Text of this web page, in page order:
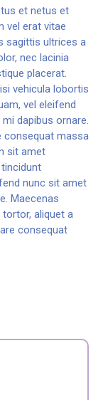
et netus et
vel erat vitae
sagittis ultrices a
nec lacinia
placerat.
vehicula lobortis
vel eleifend
dapibus ornare.
consequat massa
sit amet
nunc sit amet
Maecenas
aliquet a
consequat